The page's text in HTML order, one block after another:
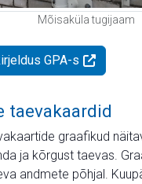
Mõisaküla tugijaam
GPA-s
taevakaardid
graafikud
ja kõrgust taevas.
andmete põhjal.